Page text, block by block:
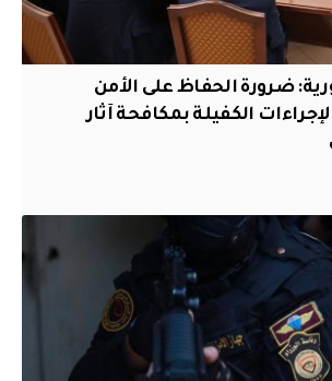
ضرورة الحفاظ على الأمن
الكفيلة بمكافحة آثار